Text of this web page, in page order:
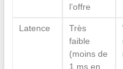
l’offre
Latence
Très
faible
(moins de
1 ms en